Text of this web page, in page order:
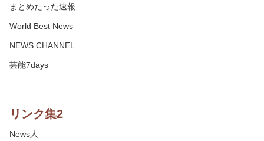
まとめたった速報
World Best News
NEWS CHANNEL
芸能7days
リンク集2
News人